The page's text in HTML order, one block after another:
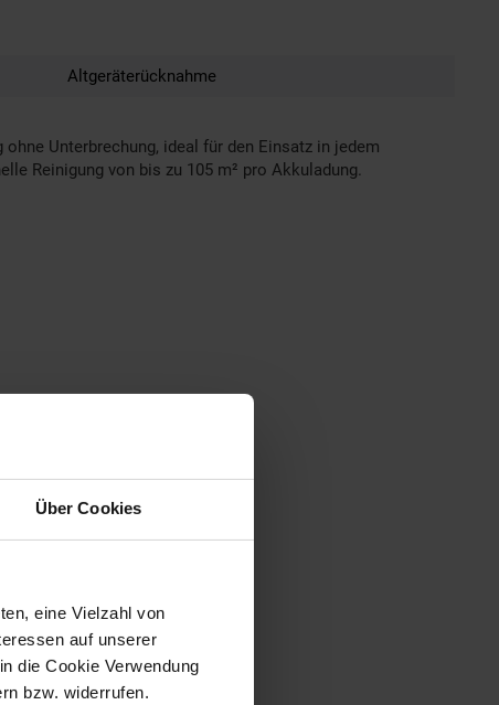
Über Cookies
eine Vielzahl von
auf unserer
die Cookie Verwendung
bzw. widerrufen.
Altgeräterücknahme
Unterbrechung, ideal für den Einsatz in jedem
Reinigung von bis zu 105 m² pro Akkuladung.